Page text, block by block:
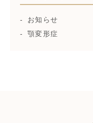
お知らせ
顎変形症